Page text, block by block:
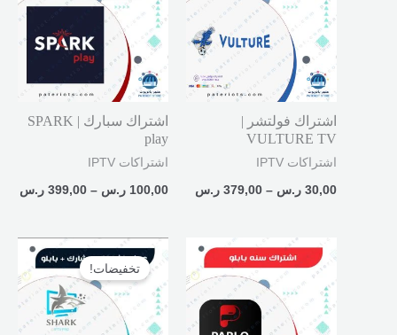
اشتراك فولتشر |
VULTURE TV
اشتراكات IPTV
30,00 ر.س –
379,00 ر.س
خلال
اشتراك سبارك | SPARK
play
اشتراكات IPTV
100,00 ر.س –
399,00 ر.س
تخفيضات!
السعر
الأصلي
هو:
450,00 ر.س.
السعر
هو:
299,00